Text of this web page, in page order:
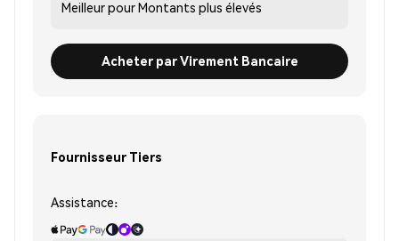
Meilleur pourMontants plus élevés
Acheter par Virement Bancaire
Fournisseur Tiers
Assistance: